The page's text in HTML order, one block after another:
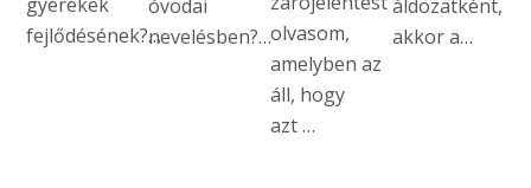
fejlődésének?…
óvodai
nevelésben?…olvasom,
amelyben az
áll, hogy
azt …
áldozatként,
akkor a…